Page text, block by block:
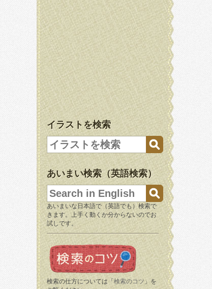
イラストを検索
あいまい検索（英語検索）
あいまいな日本語で（英語でも）検索で
きます。上手く動くか分からないのでお
試しです。
検索の仕方については「 検索のコツ 」を